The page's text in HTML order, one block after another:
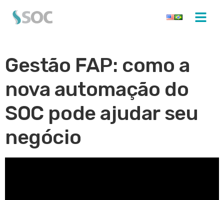
Gestão FAP: como a
nova automação do
SOC pode ajudar seu
negócio